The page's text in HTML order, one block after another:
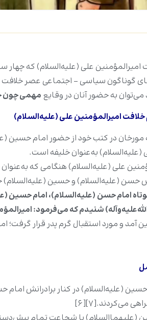
امیرالمؤمنین علی (علیه‌السلام) که چهار
گوناگون سیاسی - اجتماعی عصر خلافت
می‌توان به حضور آنان در وقایع مهمی چون
امیرالمؤمنین علی (علیه‌السلام)
مورخان در کتب خود از حضور امام حسین
(علیه‌السلام) به‌عنوان خلیفه است.
علی (علیه‌السلام) هنگامی که
(علیه‌السلام) و حسین (علیه‌السلام)
امام حسن (علیه‌السلام)، امام حسین
شنیدم که می‌فرمود:
آمد و مورد استقبال گرم پدر قرار گرفت؛
(علیه‌السلام) در کنار برادرانش امام
می‌کردند.[۷][۶]